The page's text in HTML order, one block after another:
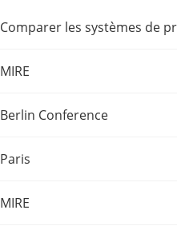
Comparer les systèmes de
MIRE
Berlin Conference
Paris
MIRE